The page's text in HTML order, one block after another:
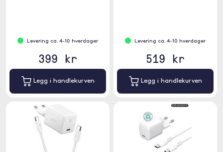
Levering ca. 4-10 hverdager
399 kr
Legg i handlekurven
Levering ca. 4-10 hverdager
519 kr
Legg i handlekurven